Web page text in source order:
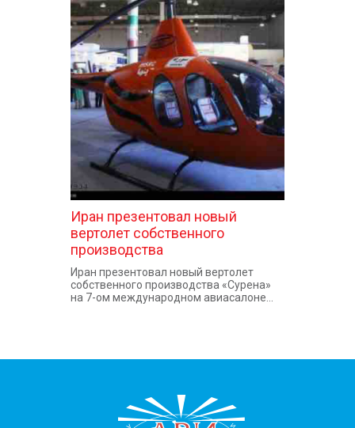
Иран презентовал новый
вертолет собственного
производства
Иран презентовал новый вертолет
собственного производства «Сурена»
на 7-ом международном авиасалоне...